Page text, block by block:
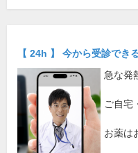
【 24h 】 今から受診でき
急な発
ご自宅
お薬は